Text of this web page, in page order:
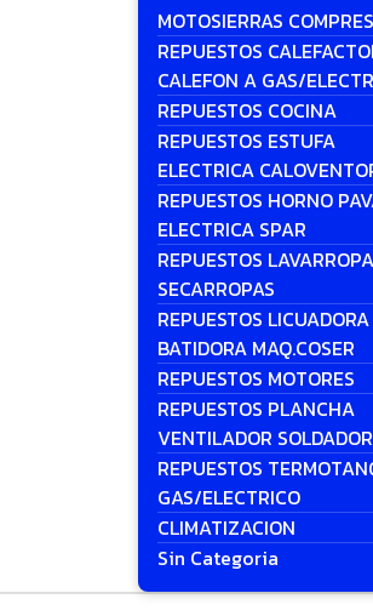
MOTOSIERRAS
REPUESTOS
CALEFON A GAS/
REPUESTOS COCINA
REPUESTOS ESTUFA
ELECTRICA
REPUESTOS HORNO
ELECTRICA SPAR
REPUESTOS
SECARROPAS
REPUESTOS LICUADORA
BATIDORA MAQ.COSER
REPUESTOS MOTORES
REPUESTOS PLANCHA
VENTILADOR SOLDADOR
REPUESTOS
GAS/ELECTRICO
CLIMATIZACION
Sin Categoria